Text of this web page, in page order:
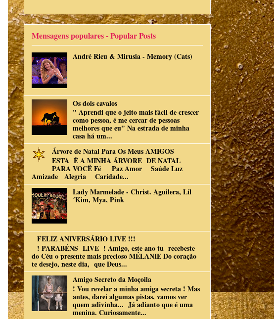
Mensagens populares - Popular Posts
André Rieu & Mirusia - Memory (Cats)
Os dois cavalos
" Aprendi que o jeito mais fácil de crescer
como pessoa, é me cercar de pessoas
melhores que eu" Na estrada de minha
casa há um...
Árvore de Natal Para Os Meus AMIGOS
ESTA É A MINHA ÁRVORE DE NATAL
PARA VOCÊ Fé Paz Amor Saúde Luz
Amizade Alegria Caridade...
Lady Marmelade - Christ. Aguilera, Lil
´Kim, Mya, Pink
FELIZ ANIVERSÁRIO LIVE !!!
! PARABÉNS LIVE ! Amigo, este ano tu recebeste
do Céu o presente mais precioso MÉLANIE Do coração
te desejo, neste dia, que Deus...
Amigo Secreto da Moçoila
! Vou revelar a minha amiga secreta ! Mas
antes, darei algumas pistas, vamos ver
quem adivinha... Já adianto que é uma
menina. Curiosamente...